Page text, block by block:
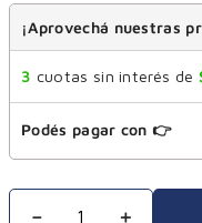
¡Aprovechá nuestras
3 cuotas sin interés de
Podés pagar con 👉
＋
－